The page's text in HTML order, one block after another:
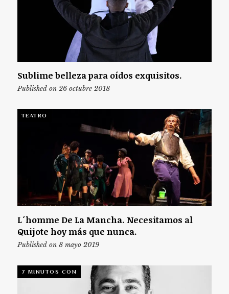
Sublime belleza para oídos exquisitos.
Published on 26 octubre 2018
TEATRO
L´homme De La Mancha. Necesitamos al
Quijote hoy más que nunca.
Published on 8 mayo 2019
7 MINUTOS CON